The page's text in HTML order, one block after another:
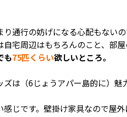
り通行の妨げになる心配もない
自宅周辺はもちろんのこと、部
も75匹くらい欲しいところ。
は（6じょうアパー島的に）魅
じです。壁掛け家具なので屋外